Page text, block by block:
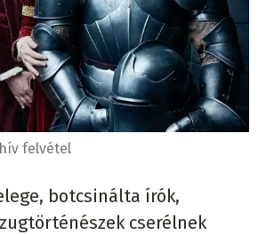
felvétel
botcsinálta írók,
cserélnek